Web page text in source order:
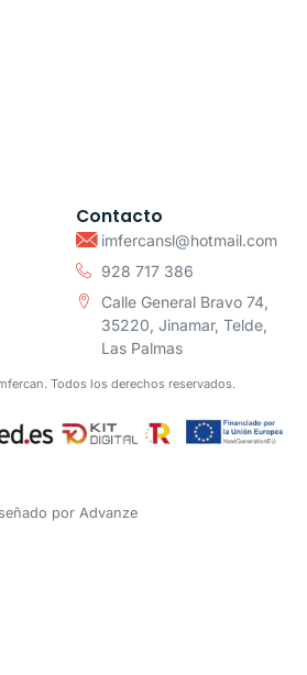
Contacto
imfercansl@hotmail.com
928 717 386
Calle General Bravo 74,
35220, Jinamar, Telde,
Las Palmas
Todos los derechos reservados.
por Advanze